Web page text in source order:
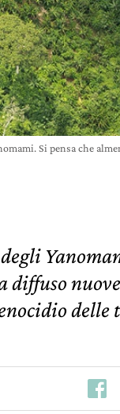
Si pensa che
diffuso nuove
delle